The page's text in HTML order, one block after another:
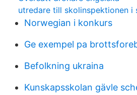
utredare till skolinspektionen i
Norwegian i konkurs
Ge exempel pa
Befolkning ukraina
Kunskapsskolan gävle